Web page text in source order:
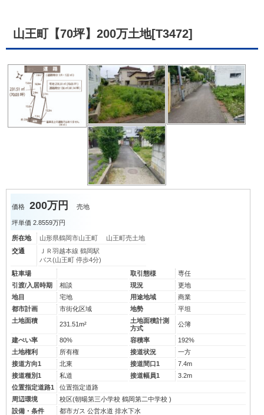
山王町【70坪】200万土地[T3472]
価格 200万円 売地
坪単価 2.8559万円
所在地
山形県鶴岡市山王町 山王町売土地
交通
ＪＲ羽越本線 鶴岡駅
バス(山王町 停歩4分)
駐車場
取引態様
専任
引渡/入居時期
相談 現況
更地
地目
宅地 用途地域
商業
都市計画
市街化区域 地勢
平坦
土地面積
231.51m²
土地面積計測
方式
公簿
建ぺい率 80% 容積率
192%
土地権利
所有権 接道状況
一方
接道方向1
北東 接道間口1
7.4m
接道種別1
私道 接道幅員1
3.2m
位置指定道路1
位置指定道路
周辺環境
校区(朝暘第三小学校 鶴岡第二中学校 )
設備・条件
都市ガス 公営水道 排水下水